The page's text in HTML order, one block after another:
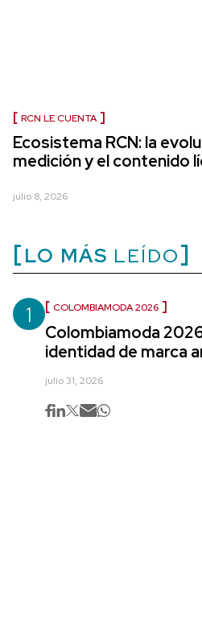
RCN LE CUENTA
Ecosistema RCN: la
medición y el contenido
julio 8, 2026
LO MÁS LEÍDO
1 COLOMBIAMODA 2026
Colombiamoda
identidad de marca
julio 31, 2026